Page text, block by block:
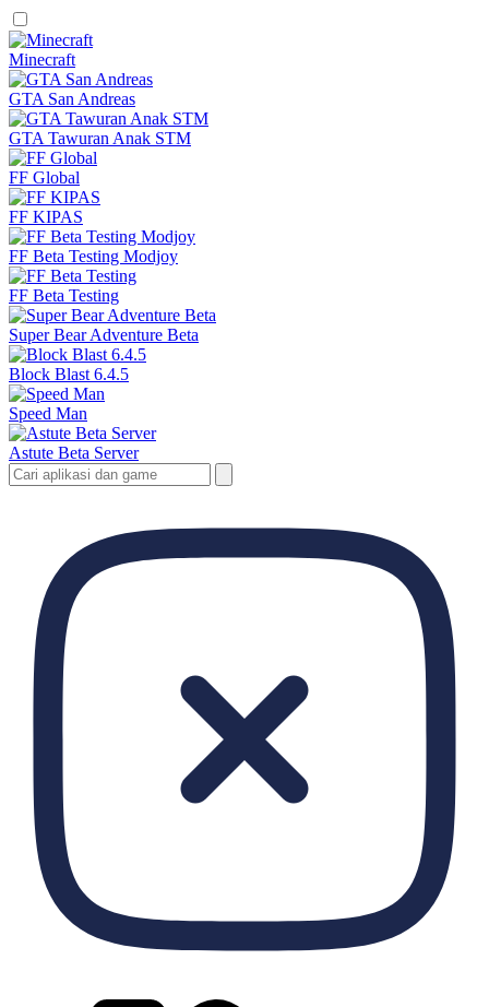
Minecraft
GTA San Andreas
GTA Tawuran Anak STM
FF Global
FF KIPAS
FF Beta Testing Modjoy
FF Beta Testing
Super Bear Adventure Beta
Block Blast 6.4.5
Speed Man
Astute Beta Server